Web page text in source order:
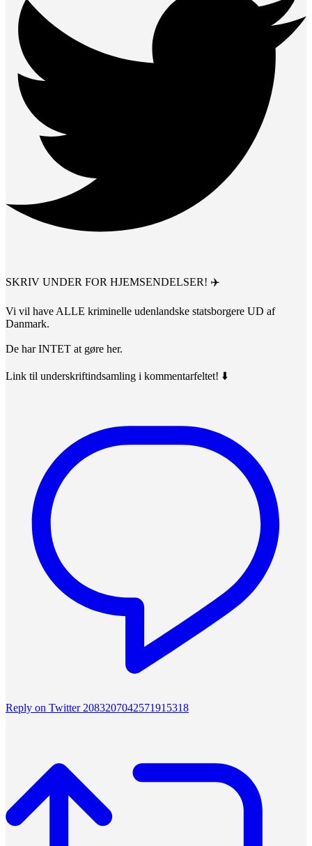
SKRIV UNDER FOR HJEMSENDELSER! ✈️
Vi vil have ALLE kriminelle udenlandske statsborgere UD af
Danmark.
De har INTET at gøre her.
Link til underskriftindsamling i kommentarfeltet! ⬇️
Reply on Twitter 2083207042571915318